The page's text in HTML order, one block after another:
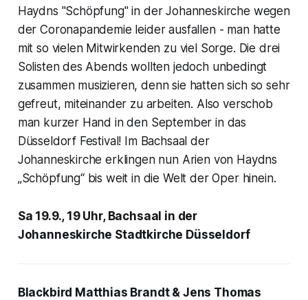
Haydns "Schöpfung" in der Johanneskirche wegen
der Coronapandemie leider ausfallen - man hatte
mit so vielen Mitwirkenden zu viel Sorge. Die drei
Solisten des Abends wollten jedoch unbedingt
zusammen musizieren, denn sie hatten sich so sehr
gefreut, miteinander zu arbeiten. Also verschob
man kurzer Hand in den September in das
Düsseldorf Festival! Im Bachsaal der
Johanneskirche erklingen nun Arien von Haydns
„Schöpfung“ bis weit in die Welt der Oper hinein.
Sa 19.9., 19 Uhr, Bachsaal in der
Johanneskirche Stadtkirche Düsseldorf
Blackbird Matthias Brandt & Jens Thomas